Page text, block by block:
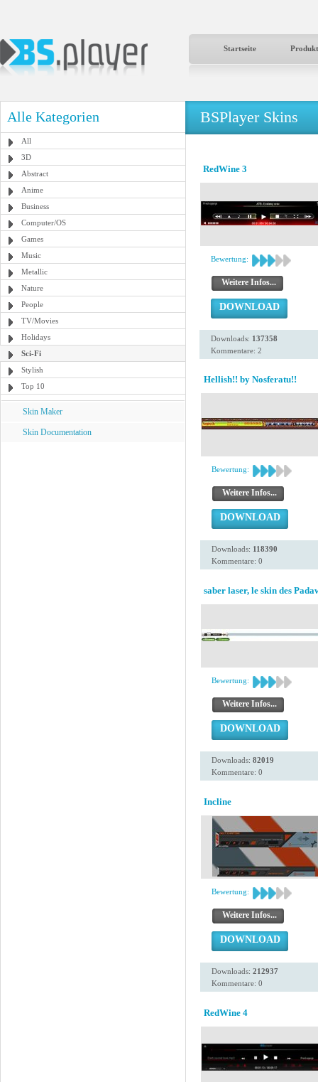
Startseite
Alle Kategorien
All
3D
Abstract
Anime
Business
Computer/OS
Games
Music
Metallic
Nature
People
TV/Movies
Holidays
Sci-Fi
Stylish
Top 10
Skin Maker
Skin Documentation
BSPlayer Skins
RedWine 3
Bewertung:
Weitere Infos...
DOWNLOAD
Downloads: 137358
Kommentare: 2
Hellish!! by Nosferatu!!
Bewertung:
Weitere Infos...
DOWNLOAD
Downloads: 118390
Kommentare: 0
saber laser, le skin des
Bewertung:
Weitere Infos...
DOWNLOAD
Downloads: 82019
Kommentare: 0
Incline
Bewertung:
Weitere Infos...
DOWNLOAD
Downloads: 212937
Kommentare: 0
RedWine 4